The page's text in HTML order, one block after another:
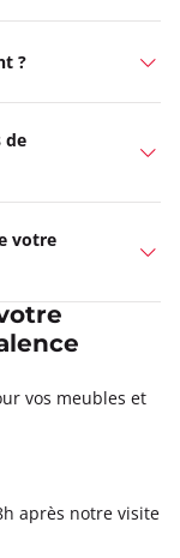
?
de
votre
vos meubles et
après notre visite